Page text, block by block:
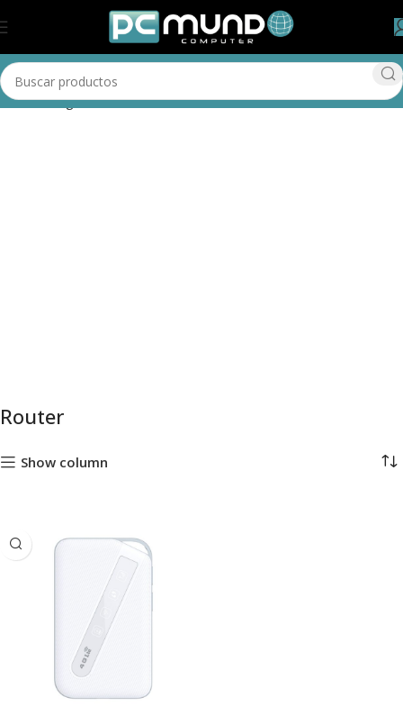
Inicio Categorías Redes Router Mostrando el único resultado
Router
Show column